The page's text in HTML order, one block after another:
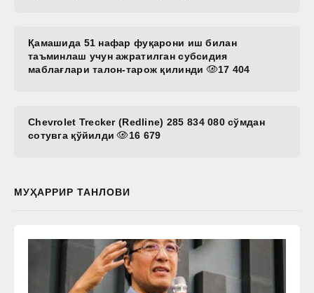
Қамашида 51 нафар фуқарони иш билан
таъминлаш учун ажратилган субсидия
маблағлари талон-тарож қилинди
17 404
Chevrolet Trecker (Redline) 285 834 080 сўмдан
сотувга қўйилди
16 679
МУҲАРРИР ТАНЛОВИ